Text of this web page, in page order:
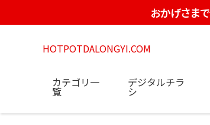
おかげさま
HOTPOTDALONGYI.COM
カテゴリ一
覧
デジタルチラ
シ